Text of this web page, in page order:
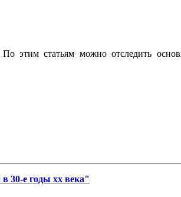
этим статьям можно отследить
30-е годы хх века"